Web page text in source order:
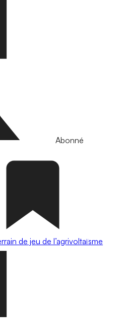
Abonné
de jeu de l’agrivoltaïsme